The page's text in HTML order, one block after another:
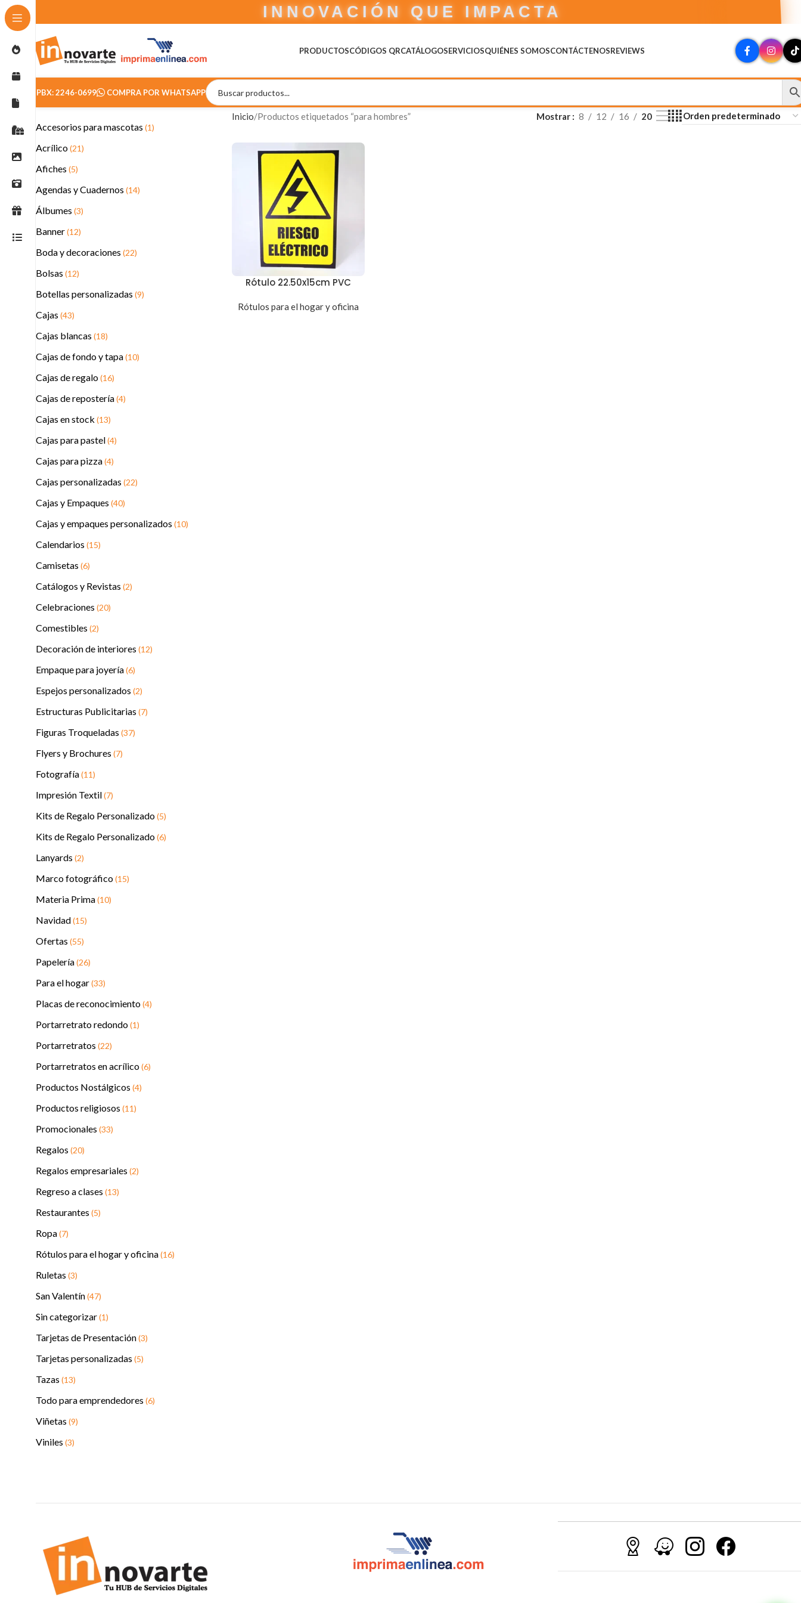
INNOVACIÓN QUE IMPACTA
PRODUCTOSCÓDIGOS QRCATÁLOGOSERVICIOSQUIÉNES SOMOSCONTÁCTENOSREVIEWS
PBX: 2246-0699 COMPRA POR WHATSAPP
Accesorios para mascotas (1)
Acrílico(21)
Afiches (5)
Agendas y Cuadernos (14)
Álbumes (3)
Banner(12)
Boda y decoraciones (22)
Bolsas (12)
Botellas personalizadas (9)
Cajas (43)
Cajas blancas (18)
Cajas de fondo y tapa(10)
Cajas de regalo(16)
Cajas de repostería(4)
Cajas en stock (13)
Cajas para pastel(4)
Cajas para pizza(4)
Cajas personalizadas (22)
Cajas y Empaques (40)
Cajas y empaques personalizados (10)
Calendarios (15)
Camisetas (6)
Catálogos y Revistas (2)
Celebraciones (20)
Comestibles (2)
Decoración de interiores (12)
Empaque para joyería(6)
Espejos personalizados (2)
Estructuras Publicitarias (7)
Figuras Troqueladas (37)
Flyers y Brochures (7)
Fotografía(11)
Impresión Textil(7)
Kits de Regalo Personalizado(5)
Kits de Regalo Personalizado(6)
Lanyards (2)
Marco fotográfico(15)
Materia Prima(10)
Navidad(15)
Ofertas (55)
Papelería(26)
Para el hogar(33)
Placas de reconocimiento(4)
Portarretrato redondo(1)
Portarretratos (22)
Portarretratos en acrílico(6)
Productos Nostálgicos (4)
Productos religiosos (11)
Promocionales (33)
Regalos (20)
Regalos empresariales (2)
Regreso a clases (13)
Restaurantes (5)
Ropa(7)
Rótulos para el hogar y oficina(16)
Ruletas (3)
San Valentín(47)
Sin categorizar(1)
Tarjetas de Presentación(3)
Tarjetas personalizadas (5)
Tazas (13)
Todo para emprendedores (6)
Viñetas (9)
Viniles (3)
Inicio Productos etiquetados “para hombres” Mostrar 8 12 16 20
Rótulo 22.50x15cm PVC
Rótulos para el hogar y oficina